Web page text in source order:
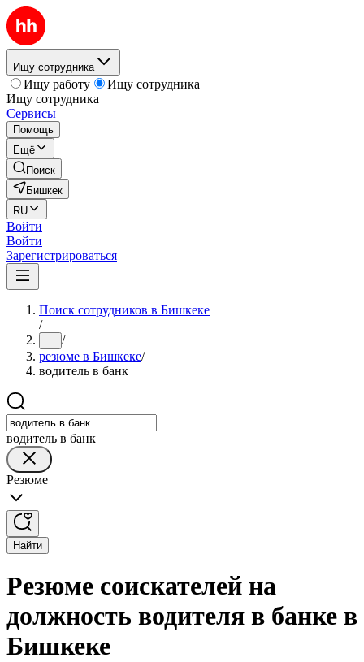
Ищу сотрудника
Ищу работу
Ищу сотрудника
Ищу сотрудника
Сервисы
Помощь
Ещё
Поиск
Бишкек
RU
Войти
Войти
Зарегистрироваться
Поиск сотрудников в Бишкеке
/
... /
резюме в Бишкеке/
водитель в банк
водитель в банк
Резюме
Найти
Резюме соискателей на
должность водителя в банке в
Бишкеке